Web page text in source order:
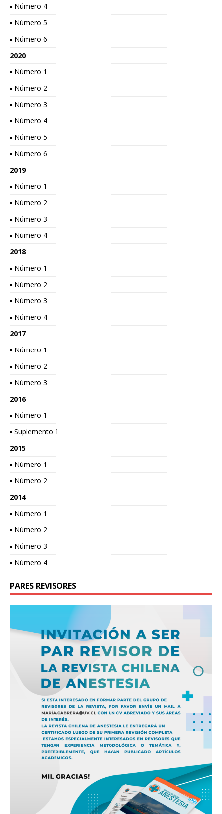
▪ Número 4
▪ Número 5
▪ Número 6
2020
▪ Número 1
▪ Número 2
▪ Número 3
▪ Número 4
▪ Número 5
▪ Número 6
2019
▪ Número 1
▪ Número 2
▪ Número 3
▪ Número 4
2018
▪ Número 1
▪ Número 2
▪ Número 3
▪ Número 4
2017
▪ Número 1
▪ Número 2
▪ Número 3
2016
▪ Número 1
▪ Suplemento 1
2015
▪ Número 1
▪ Número 2
2014
▪ Número 1
▪ Número 2
▪ Número 3
▪ Número 4
PARES REVISORES